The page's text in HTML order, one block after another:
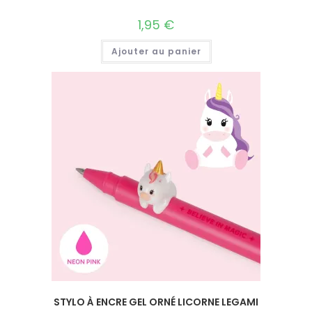
1,95 €
Ajouter au panier
STYLO À ENCRE GEL ORNÉ LICORNE LEGAMI